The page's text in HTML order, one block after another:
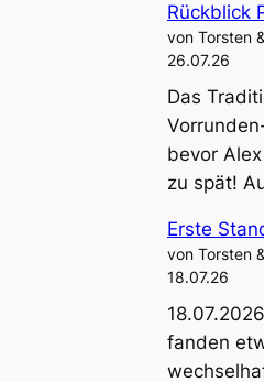
–
in
Rückblick
von Torsten
26.07.26
Das
bevor
zu spät!
Erste
von Torsten
18.07.26
fanden